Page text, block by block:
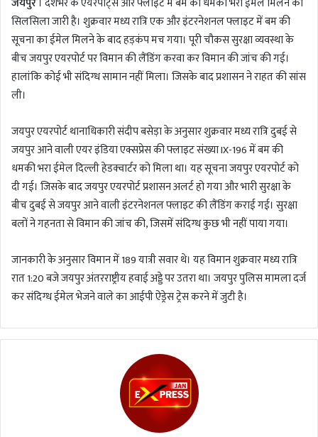
सिलसिला जारी है। शुक्रवार मध्य रात्रि एक और इंटरनेशनल फ्लाइट में बम की
सूचना का ईमेल मिलने के बाद हड़कंप मच गया। पूरी चौकस सुरक्षा व्यवस्था के
बीच जयपुर एयरपोर्ट पर विमान की लैंडिंग करवा कर विमान की जांच की गई।
हालांकि कोई भी संदिग्ध सामान नहीं मिला। जिसके बाद प्रशासन ने राहत की सांस
ली।
जयपुर एयरपोर्ट थानाधिकारी संदीप बसेड़ा के अनुसार शुक्रवार मध्य रात्रि दुबई से
जयपुर आने वाली एयर इंडिया एक्सप्रेस की फ्लाइट संख्या IX-196 में बम की
धमकी भरा ईमेल दिल्ली हेडक्वार्टर को मिला था। यह सूचना जयपुर एयरपोर्ट को
दी गई। जिसके बाद जयपुर एयरपोर्ट प्रशासन अलर्ट हो गया और भारी सुरक्षा के
बीच दुबई से जयपुर आने वाली इंटरनेशनल फ्लाइट की लैंडिंग कराई गई। सुरक्षा
बलों ने गहनता से विमान की जांच की, जिसमें संदिग्ध कुछ भी नहीं पाया गया।
जानकारी के अनुसार विमान में 189 यात्री सवार थे। यह विमान शुक्रवार मध्य रात्रि
रात 1:20 बजे जयपुर अंतरराष्ट्रीय हवाई अड्डे पर उतरा था। जयपुर पुलिस मामला दर्ज
कर संदिग्ध ईमेल भेजने वाले का आईपी ऐड्रेस ट्रेस करने में जुटी है।